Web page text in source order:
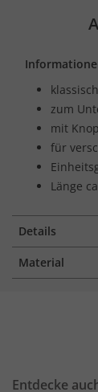
zum
mit
für
Länge
Details
Material
Entdecke